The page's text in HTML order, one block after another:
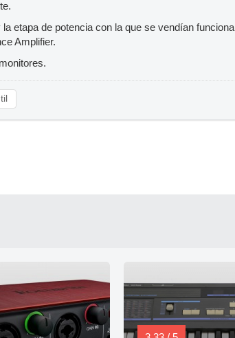
etapa de potencia con la que se vendían funciona
Amplifier.